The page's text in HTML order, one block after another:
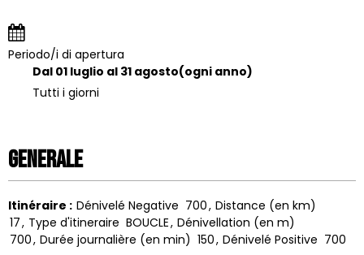
Periodo/i di apertura
Dal 01 luglio al 31 agosto(ogni anno)
Tutti i giorni
Generale
Itinéraire : Dénivelé Negative 700 Distance (en km)
17 Type d'itineraire BOUCLE Dénivellation (en m)
700 Durée journalière (en min) 150 Dénivelé Positive 700